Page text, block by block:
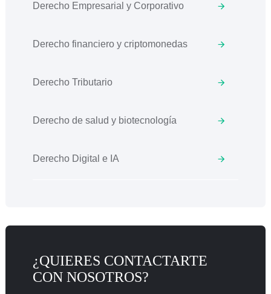
Derecho Empresarial y Corporativo
Derecho financiero y criptomonedas
Derecho Tributario
Derecho de salud y biotecnología
Derecho Digital e IA
¿QUIERES CONTACTARTE
CON NOSOTROS?